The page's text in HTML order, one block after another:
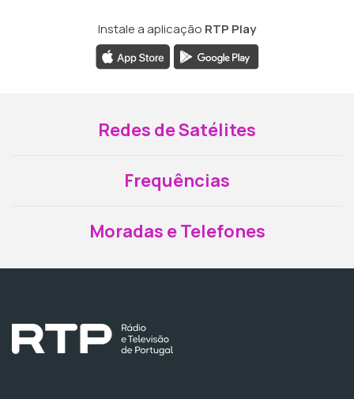
Instale a aplicação RTP Play
Redes de Satélites
Frequências
Moradas e Telefones